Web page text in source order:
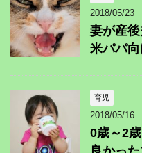
2018/05/23
妻が産
米パパ
育児
2018/05/16
0歳～2